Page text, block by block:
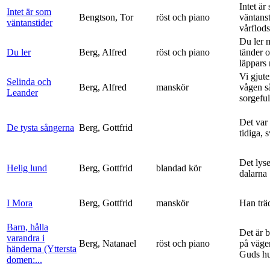
Intet är som
väntanstider
Bengtson, Tor röst och piano
Intet är
Du ler Berg, Alfred röst och piano
Du ler
tänder
läppars
Selinda och
Leander
Berg, Alfred manskör
Vi
vågen
De tysta sångerna Berg, Gottfrid
Det var
tidiga,
Helig lund Berg, Gottfrid blandad kör
Det
dalarna
I Mora Berg, Gottfrid manskör Han
Barn, hålla
varandra i
händerna (Yttersta
domen:...
Berg, Natanael röst och piano
Det är
på
Guds